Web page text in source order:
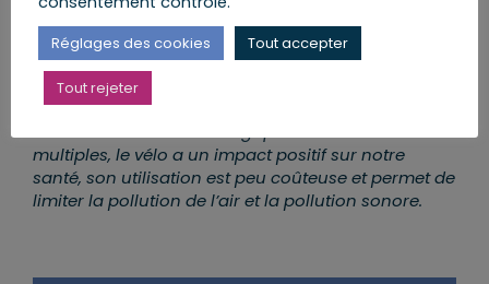
Gouvernement et de la Majorité présidentielle pour
positionner le vélo comme mode de transport
privilégié. La promotion du vélo est indispensable
pour changer nos modes de déplacement et
multiples, le vélo a un impact positif sur notre
santé, son utilisation est peu coûteuse et permet de
limiter la pollution de l’air et la pollution sonore.
Réglages des cookies Tout accepter
Tout rejeter